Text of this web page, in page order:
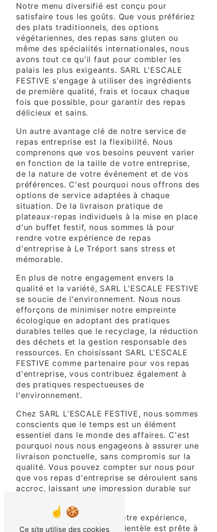
Notre menu diversifié est conçu pour
satisfaire tous les goûts. Que vous préfériez
des plats traditionnels, des options
végétariennes, des repas sans gluten ou
même des spécialités internationales, nous
avons tout ce qu'il faut pour combler les
palais les plus exigeants. SARL L'ESCALE
FESTIVE s'engage à utiliser des ingrédients
de première qualité, frais et locaux chaque
fois que possible, pour garantir des repas
délicieux et sains.
Un autre avantage clé de notre service de
repas entreprise est la flexibilité. Nous
comprenons que vos besoins peuvent varier
en fonction de la taille de votre entreprise,
de la nature de votre événement et de vos
préférences. C'est pourquoi nous offrons des
options de service adaptées à chaque
situation. De la livraison pratique de
plateaux-repas individuels à la mise en place
d'un buffet festif, nous sommes là pour
rendre votre expérience de repas
d'entreprise à Le Tréport sans stress et
mémorable.
En plus de notre engagement envers la
qualité et la variété, SARL L'ESCALE FESTIVE
se soucie de l'environnement. Nous nous
efforçons de minimiser notre empreinte
écologique en adoptant des pratiques
durables telles que le recyclage, la réduction
des déchets et la gestion responsable des
ressources. En choisissant SARL L'ESCALE
FESTIVE comme partenaire pour vos repas
d'entreprise, vous contribuez également à
des pratiques respectueuses de
l'environnement.
Chez SARL L'ESCALE FESTIVE, nous sommes
conscients que le temps est un élément
essentiel dans le monde des affaires. C'est
pourquoi nous nous engageons à assurer une
livraison ponctuelle, sans compromis sur la
qualité. Vous pouvez compter sur nous pour
que vos repas d'entreprise se déroulent sans
accroc, laissant une impression durable sur
Pour faciliter davantage votre expérience,
notre équipe dédiée à la clientèle est prête à
Ce site utilise des cookies